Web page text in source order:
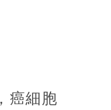
癌細胞